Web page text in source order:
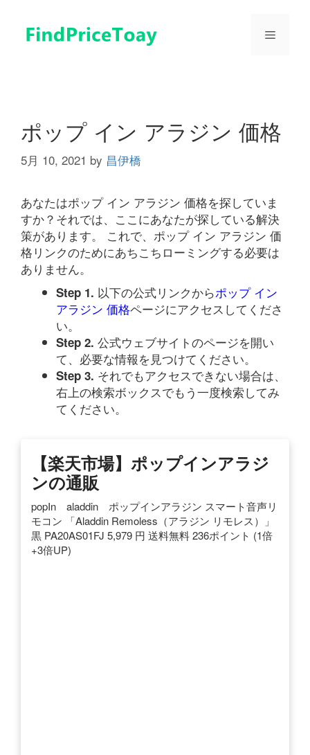
メ
ポップ イン アラジン 価格
5月 10, 2021 by 昌伊橋
あなたはポップ イン アラジン 価格を探していま
すか？それでは、ここにあなたが探している解決
策があります。 これで、ポップ イン アラジン 価
格リンクのためにあちこちローミングする必要は
ありません。
Step 1. 以下の公式リンクからポップ イン
アラジン 価格ページにアクセスしてくださ
い。
Step 2. 公式ウェブサイトのページを開い
て、必要な情報を見つけてください。
Step 3. それでもアクセスできない場合は、
右上の検索ボックスでもう一度検索してみ
てください。
【楽天市場】ポップインアラジ
ンの通販
popIn aladdin ポップインアラジン スマート音声リ
モコン 「Aladdin Remoless（アラジン リモレス）」
黒 PA20AS01FJ 5,979 円 送料無料 236ポイント (1倍
+3倍UP)